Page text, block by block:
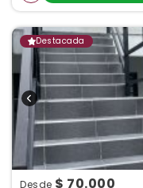
Destacada
Desde $ 70.000